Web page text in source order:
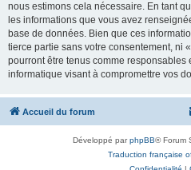
nous estimons cela nécessaire. En tant
les informations que vous avez
base de données. Bien que ces
tierce partie sans votre consentement, ni
pourront être tenus comme responsables
informatique visant à compromettre vos
Accueil du forum
Développé parphpBB® Forum
Traduction française